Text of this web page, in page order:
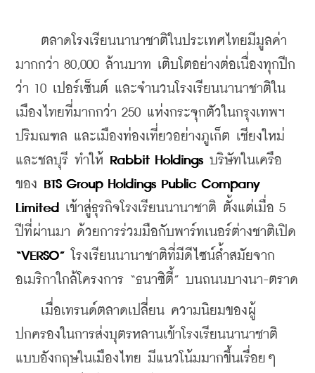
ตลาดโรงเรียนนานาชาติในประเทศไทยมีมูลค่า
มากกว่า 80,000 ล้านบาท เติบโตอย่างต่อเนื่องทุกปีก
ว่า 10 เปอร์เซ็นต์ และจำนวนโรงเรียนนานาชาติใน
เมืองไทยที่มากกว่า 250 แห่งกระจุกตัวในกรุงเทพฯ
ปริมณฑล และเมืองท่องเที่ยวอย่างภูเก็ต เชียงใหม่
และชลบุรี ทำให้ Rabbit Holdings บริษัทในเครือ
ของ BTS Group Holdings Public Company
Limited เข้าสู่ธุรกิจโรงเรียนนานาชาติ ตั้งแต่เมื่อ 5
“VERSO” โรงเรียนนานาชาติที่มีดีไซน์ล้ำสมัยจาก
อเมริกาใกล้โครงการ “ธนาซิตี้” บนถนนบางนา-ตราด
เมื่อเทรนด์ตลาดเปลี่ยน ความนิยมของผู้
ปกครองในการส่งบุตรหลานเข้าโรงเรียนนานาชาติ
แบบอังกฤษในเมืองไทย มีแนวโน้มมากขึ้นเรื่อยๆ